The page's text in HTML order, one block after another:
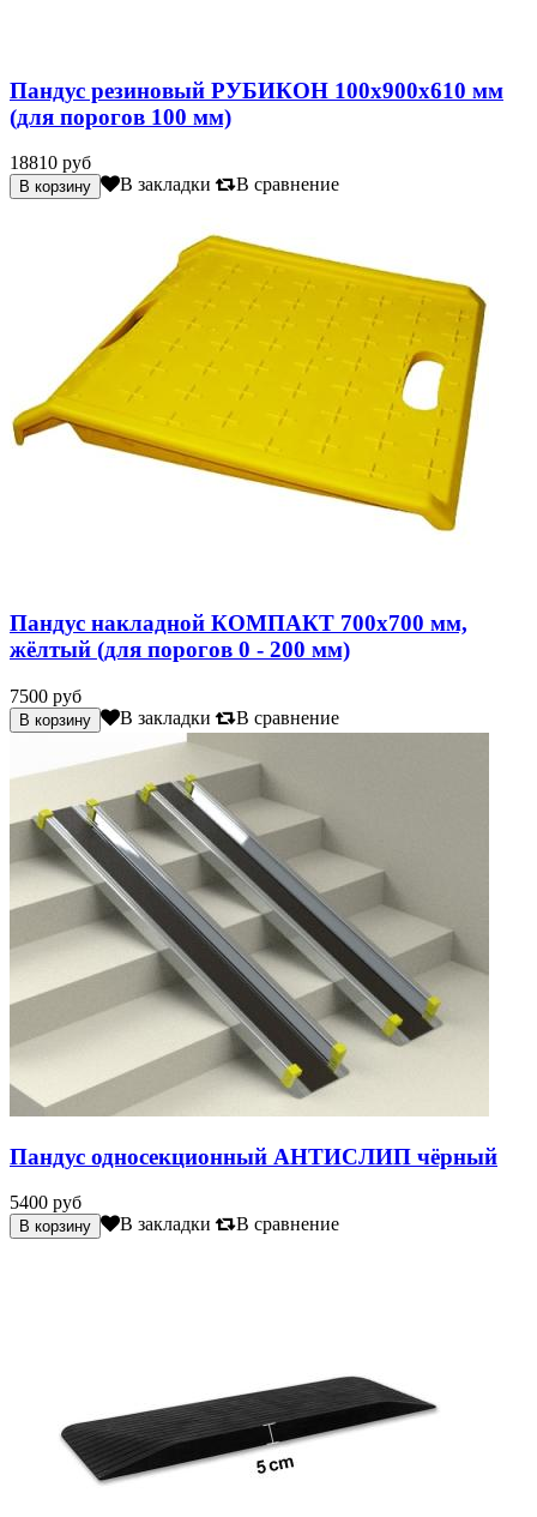
Пандус резиновый РУБИКОН 100х900х610 мм
(для порогов 100 мм)
18810 руб
В закладки В сравнение
Пандус накладной КОМПАКТ 700х700 мм,
жёлтый (для порогов 0 - 200 мм)
7500 руб
В закладки В сравнение
Пандус односекционный АНТИСЛИП чёрный
5400 руб
В закладки В сравнение